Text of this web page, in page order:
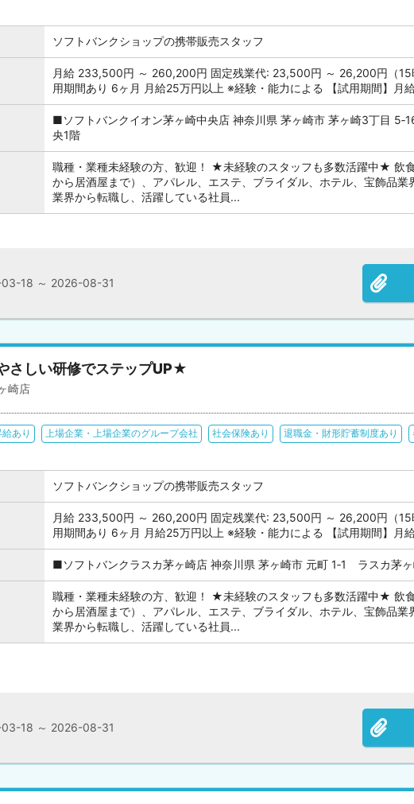
ソフトバンクショップの携帯販売スタッフ
月給 233,500円 ～ 260,200円 固定残業代: 23,500円 ～ 26,200円（15
用期間あり 6ヶ月 月給25万円以上 ※経験・能力による 【試用期間】月
■ソフトバンクイオン茅ヶ崎中央店 神奈川県 茅ヶ崎市 茅ヶ崎3丁目
央1階
職種・業種未経験の方、歓迎！ ★未経験のスタッフも多数活躍中★ 飲
から居酒屋まで）、アパレル、エステ、ブライダル、ホテル、宝飾品業
業界から転職し、活躍している社員...
03-18 ～ 2026-08-31
さしい研修でステップUP★
崎店
あり 上場企業・上場企業のグループ会社 社会保険あり 退職金・財形貯蓄制度あり
ソフトバンクショップの携帯販売スタッフ
月給 233,500円 ～ 260,200円 固定残業代: 23,500円 ～ 26,200円（15
用期間あり 6ヶ月 月給25万円以上 ※経験・能力による 【試用期間】月
■ソフトバンクラスカ茅ヶ崎店 神奈川県 茅ヶ崎市 元町 1‐1 ラスカ茅
職種・業種未経験の方、歓迎！ ★未経験のスタッフも多数活躍中★ 飲
から居酒屋まで）、アパレル、エステ、ブライダル、ホテル、宝飾品業
業界から転職し、活躍している社員...
03-18 ～ 2026-08-31